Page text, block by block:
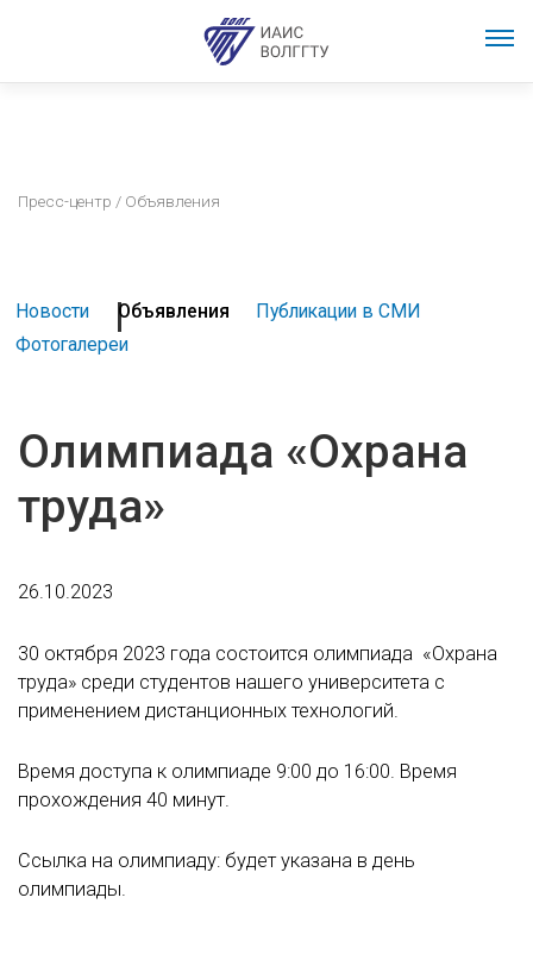
Пресс-центр / Объявления
Новости Объявления
Публикации в СМИ
Фотогалереи
Олимпиада «Охрана
труда»
26.10.2023
30 октября 2023 года состоится олимпиада «Охрана
труда» среди студентов нашего университета с
применением дистанционных технологий.
Время доступа к олимпиаде 9:00 до 16:00. Время
прохождения 40 минут.
Ссылка на олимпиаду: будет указана в день
олимпиады.